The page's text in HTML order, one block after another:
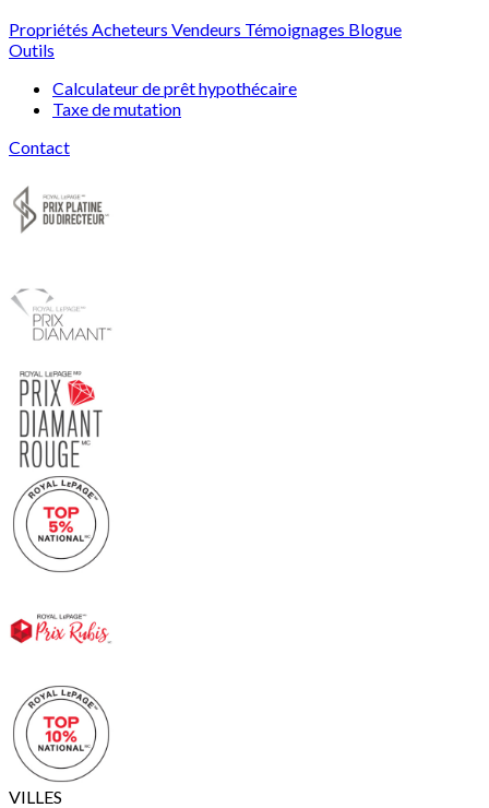
Propriétés Acheteurs Vendeurs Témoignages Blogue
Outils
Calculateur de prêt hypothécaire
Taxe de mutation
Contact
VILLES